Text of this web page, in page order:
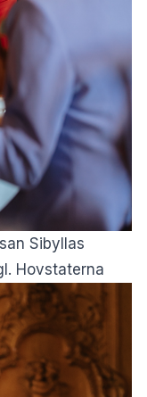
Sibyllas
Hovstaterna